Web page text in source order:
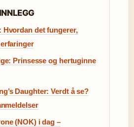
Hvordan det fungerer,
Prinsesse og hertuginne
Daughter: Verdt å se?
(NOK) i dag –